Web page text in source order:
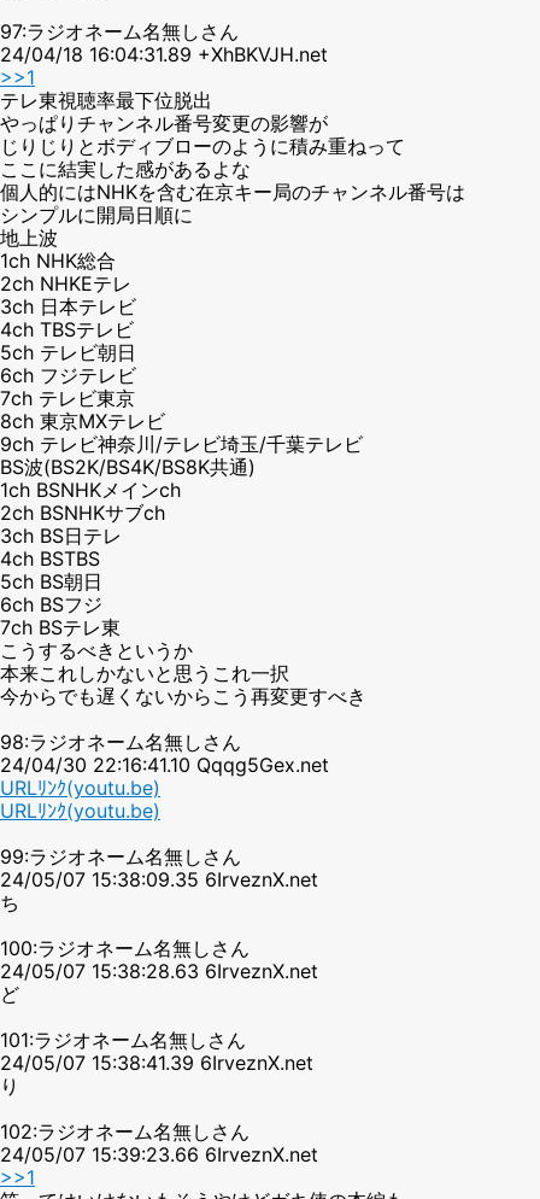
97:ラジオネーム名無しさん
24/04/18 16:04:31.89 +XhBKVJH.net
>>1
テレ東視聴率最下位脱出
やっぱりチャンネル番号変更の影響が
じりじりとボディブローのように積み重ねって
ここに結実した感があるよな
個人的にはNHKを含む在京キー局のチャンネル番号は
シンプルに開局日順に
地上波
1ch NHK総合
2ch NHKEテレ
3ch 日本テレビ
4ch TBSテレビ
5ch テレビ朝日
6ch フジテレビ
7ch テレビ東京
8ch 東京MXテレビ
9ch テレビ神奈川/テレビ埼玉/千葉テレビ
BS波(BS2K/BS4K/BS8K共通)
1ch BSNHKメインch
2ch BSNHKサブch
3ch BS日テレ
4ch BSTBS
5ch BS朝日
6ch BSフジ
7ch BSテレ東
こうするべきというか
本来これしかないと思うこれ一択
今からでも遅くないからこう再変更すべき
98:ラジオネーム名無しさん
24/04/30 22:16:41.10 Qqqg5Gex.net
URLﾘﾝｸ(youtu.be)
URLﾘﾝｸ(youtu.be)
99:ラジオネーム名無しさん
24/05/07 15:38:09.35 6IrveznX.net
ち
100:ラジオネーム名無しさん
24/05/07 15:38:28.63 6IrveznX.net
ど
101:ラジオネーム名無しさん
24/05/07 15:38:41.39 6IrveznX.net
り
102:ラジオネーム名無しさん
24/05/07 15:39:23.66 6IrveznX.net
>>1